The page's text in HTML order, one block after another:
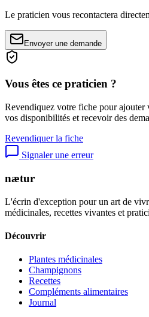
Le praticien vous recontactera
Envoyer une demande
Vous êtes ce praticien ?
Revendiquez votre fiche pour ajouter
vos disponibilités et recevoir des
Revendiquer la fiche
Signaler une erreur
nætur
L'écrin d'exception pour un art de
médicinales, recettes vivantes et
Découvrir
Plantes médicinales
Champignons
Recettes
Compléments alimentaires
Journal